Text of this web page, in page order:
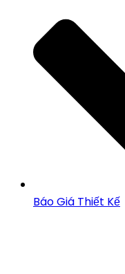
Báo Giá Thiết Kế